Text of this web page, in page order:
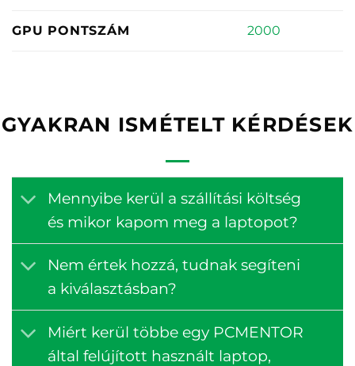
GPU PONTSZÁM 2000
GYAKRAN ISMÉTELT KÉRDÉSEK
Mennyibe kerül a szállítási költség
és mikor kapom meg a laptopot?
Nem értek hozzá, tudnak segíteni
a kiválasztásban?
Miért kerül többe egy PCMENTOR
által felújított használt laptop,